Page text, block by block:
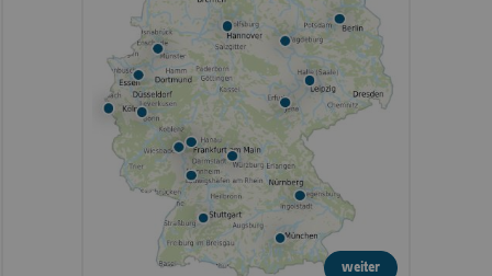
weiter